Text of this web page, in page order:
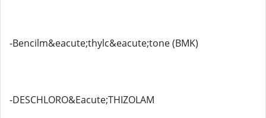
-Bencilm&eacute;thylc&eacute;tone (BMK)
-DESCHLORO&Eacute;THIZOLAM